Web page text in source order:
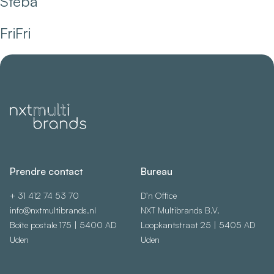
FriFri
Prendre contact
+ 31 412 74 53 70
info@nxtmultibrands.nl
Boîte postale 175 | 5400 AD
Uden
Bureau
D’n Office
NXT Multibrands B.V.
Loopkantstraat 25 | 5405 AD
Uden